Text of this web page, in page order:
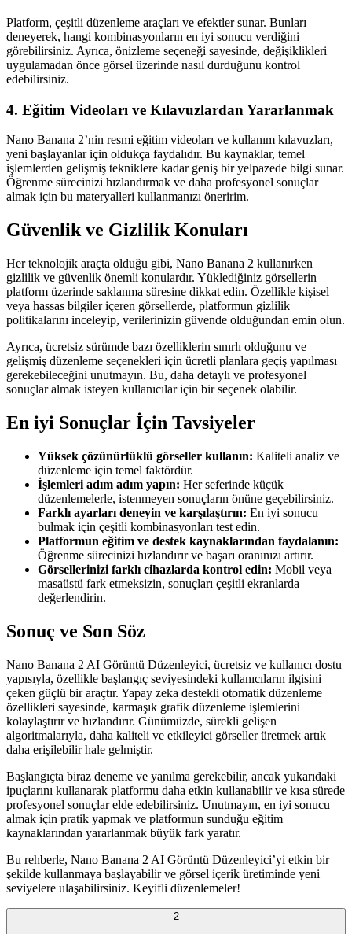
Platform, çeşitli düzenleme araçları ve efektler sunar. Bunları
deneyerek, hangi kombinasyonların en iyi sonucu verdiğini
görebilirsiniz. Ayrıca, önizleme seçeneği sayesinde, değişiklikleri
uygulamadan önce görsel üzerinde nasıl durduğunu kontrol
edebilirsiniz.
4. Eğitim Videoları ve Kılavuzlardan Yararlanmak
Nano Banana 2’nin resmi eğitim videoları ve kullanım kılavuzları,
yeni başlayanlar için oldukça faydalıdır. Bu kaynaklar, temel
işlemlerden gelişmiş tekniklere kadar geniş bir yelpazede bilgi sunar.
Öğrenme sürecinizi hızlandırmak ve daha profesyonel sonuçlar
almak için bu materyalleri kullanmanızı öneririm.
Güvenlik ve Gizlilik Konuları
Her teknolojik araçta olduğu gibi, Nano Banana 2 kullanırken
gizlilik ve güvenlik önemli konulardır. Yüklediğiniz görsellerin
platform üzerinde saklanma süresine dikkat edin. Özellikle kişisel
veya hassas bilgiler içeren görsellerde, platformun gizlilik
politikalarını inceleyip, verilerinizin güvende olduğundan emin olun.
Ayrıca, ücretsiz sürümde bazı özelliklerin sınırlı olduğunu ve
gelişmiş düzenleme seçenekleri için ücretli planlara geçiş yapılması
gerekebileceğini unutmayın. Bu, daha detaylı ve profesyonel
sonuçlar almak isteyen kullanıcılar için bir seçenek olabilir.
En iyi Sonuçlar İçin Tavsiyeler
Yüksek çözünürlüklü görseller kullanın: Kaliteli analiz ve
düzenleme için temel faktördür.
İşlemleri adım adım yapın: Her seferinde küçük
düzenlemelerle, istenmeyen sonuçların önüne geçebilirsiniz.
Farklı ayarları deneyin ve karşılaştırın: En iyi sonucu
bulmak için çeşitli kombinasyonları test edin.
Platformun eğitim ve destek kaynaklarından faydalanın:
Öğrenme sürecinizi hızlandırır ve başarı oranınızı artırır.
Görsellerinizi farklı cihazlarda kontrol edin: Mobil veya
masaüstü fark etmeksizin, sonuçları çeşitli ekranlarda
değerlendirin.
Sonuç ve Son Söz
Nano Banana 2 AI Görüntü Düzenleyici, ücretsiz ve kullanıcı dostu
yapısıyla, özellikle başlangıç seviyesindeki kullanıcıların ilgisini
çeken güçlü bir araçtır. Yapay zeka destekli otomatik düzenleme
özellikleri sayesinde, karmaşık grafik düzenleme işlemlerini
kolaylaştırır ve hızlandırır. Günümüzde, sürekli gelişen
algoritmalarıyla, daha kaliteli ve etkileyici görseller üretmek artık
daha erişilebilir hale gelmiştir.
Başlangıçta biraz deneme ve yanılma gerekebilir, ancak yukarıdaki
ipuçlarını kullanarak platformu daha etkin kullanabilir ve kısa sürede
profesyonel sonuçlar elde edebilirsiniz. Unutmayın, en iyi sonucu
almak için pratik yapmak ve platformun sunduğu eğitim
kaynaklarından yararlanmak büyük fark yaratır.
Bu rehberle, Nano Banana 2 AI Görüntü Düzenleyici’yi etkin bir
şekilde kullanmaya başlayabilir ve görsel içerik üretiminde yeni
seviyelere ulaşabilirsiniz. Keyifli düzenlemeler!
2